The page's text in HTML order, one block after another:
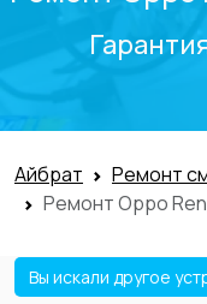
Айбрат Ремонт
Ремонт Oppo
Вы искали другое